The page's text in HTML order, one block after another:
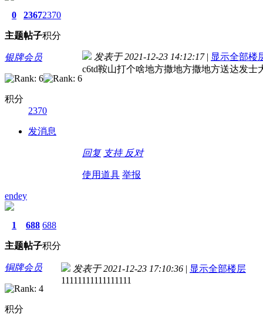
0
主题
2367
帖子
2370
积分
银牌会员
积分
2370
发消息
发表于 2021-12-23 14:12:17 | 显示全部楼
c6td鞍山打个啥地方撒地方撒地方送达发士
回复 支持 反对
使用道具 举报
endey
1
主题
688
帖子
688
积分
铜牌会员
积分
发表于 2021-12-23 17:10:36 | 显示全部楼层
11111111111111111